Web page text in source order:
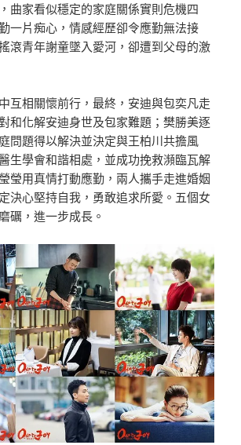
曲家看似穩定的家庭關係實則危機四
一片痴心，情感經歷卻令應勤無法接
滾青年謝童墜入愛河，卻遭到父母的激
互相關懷前行，最終，安迪與包奕凡走
和化解安迪身世及包家難題；樊勝美逐
問題得以解決並決定與王柏川共擔風
生學會和諧相處，並成功挽救瀕臨瓦解
瑩用真情打動應勤，兩人攜手走進婚姻
決心堅持自我，勇敢追求所愛。五個女
礪，進一步成長。